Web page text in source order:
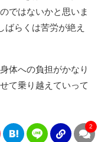
ではないかと思いま
ばらくは苦労が絶え
体への負担がかなり
て乗り越えていって
2